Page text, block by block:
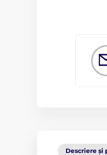
Descriere și